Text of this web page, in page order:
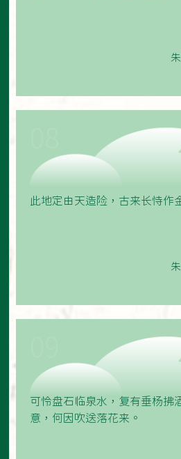
此地定由天造险，古来长恃作
可怜盘石临泉水，复有垂杨拂
意，何因吹送落花来。